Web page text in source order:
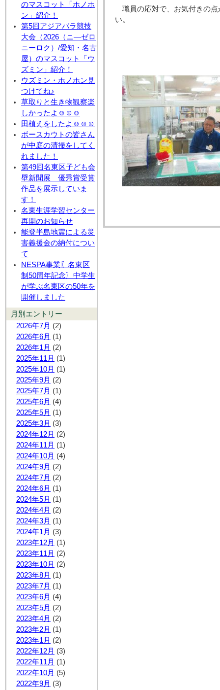
のマスコット「ホノホ
ン」紹介！
第5回アジアパラ競技
大会（2026（ニ―ゼロ
ニーロク）/愛知・名古
屋）のマスコット「ウ
ズミン」紹介！
ウズミン・ホノホン見
つけてね♪
草取りと生き物観察楽
しかったよ☺☺☺
田植えをしたよ☺☺☺
ボースカウトの皆さん
が中庭の清掃をしてく
れました！
第49回名東区子ども会
壁新聞展 優秀賞受賞
作品を展示していま
す！
名東生涯学習センター
再開のお知らせ
能登半島地震による災
害義援金の納付につい
て
NESPA事業〖名東区
制50周年記念〗中学生
が学ぶ名東区の50年を
開催しました
月別エントリー
2026年7月 (2)
2026年6月 (1)
2026年1月 (2)
2025年11月 (1)
2025年10月 (1)
2025年9月 (2)
2025年7月 (1)
2025年6月 (4)
2025年5月 (1)
2025年3月 (3)
2024年12月 (2)
2024年11月 (1)
2024年10月 (4)
2024年9月 (2)
2024年7月 (2)
2024年6月 (1)
2024年5月 (1)
2024年4月 (2)
2024年3月 (1)
2024年1月 (3)
2023年12月 (1)
2023年11月 (2)
2023年10月 (2)
2023年8月 (1)
2023年7月 (1)
2023年6月 (4)
2023年5月 (2)
2023年4月 (2)
2023年2月 (1)
2023年1月 (2)
2022年12月 (3)
2022年11月 (1)
2022年10月 (5)
2022年9月 (3)
職員の応対で、お気付きの